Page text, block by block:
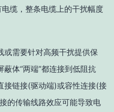
缆，整条电缆上的干扰幅度
或需要针对高频干扰提供保
体“两端”都连接到低阻抗
接链接(驱动端)或容性连接(接
的传输线路效应可能导致电